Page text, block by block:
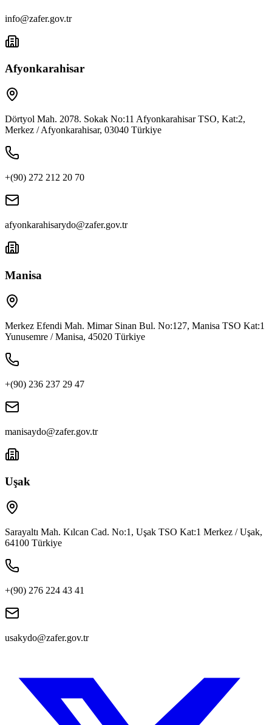
info@zafer.gov.tr
Afyonkarahisar
Dörtyol Mah. 2078. Sokak No:11 Afyonkarahisar TSO, Kat:2,
Merkez / Afyonkarahisar, 03040 Türkiye
+(90) 272 212 20 70
afyonkarahisarydo@zafer.gov.tr
Manisa
Merkez Efendi Mah. Mimar Sinan Bul. No:127, Manisa TSO Kat:1
Yunusemre / Manisa, 45020 Türkiye
+(90) 236 237 29 47
manisaydo@zafer.gov.tr
Uşak
Sarayaltı Mah. Kılcan Cad. No:1, Uşak TSO Kat:1 Merkez / Uşak,
64100 Türkiye
+(90) 276 224 43 41
usakydo@zafer.gov.tr